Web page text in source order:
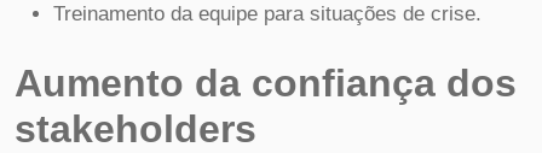
Treinamento da equipe para situações de crise.
Aumento da confiança dos
stakeholders